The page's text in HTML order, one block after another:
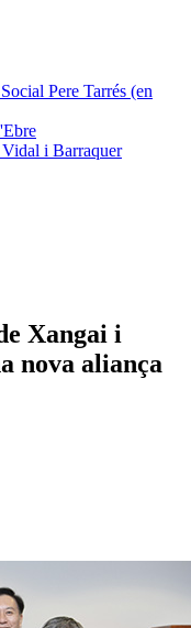
Pere Tarrés (en
i Barraquer
Xangai i
nova aliança